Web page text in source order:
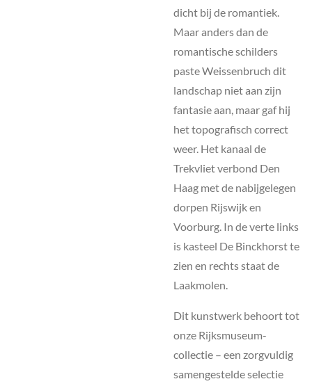
dicht bij de romantiek.
Maar anders dan de
romantische schilders
paste Weissenbruch dit
landschap niet aan zijn
fantasie aan, maar gaf hij
het topografisch correct
weer. Het kanaal de
Trekvliet verbond Den
Haag met de nabijgelegen
dorpen Rijswijk en
Voorburg. In de verte links
is kasteel De Binckhorst te
zien en rechts staat de
Laakmolen.
Dit kunstwerk behoort tot
onze Rijksmuseum-
collectie – een zorgvuldig
samengestelde selectie